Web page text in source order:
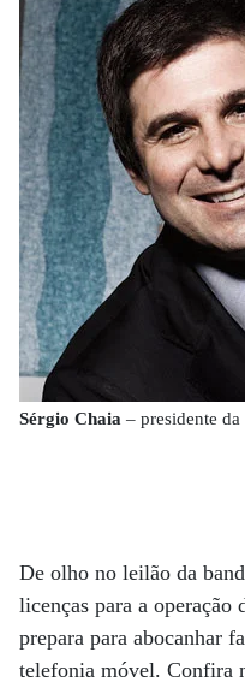
Sérgio Chaia – presidente
De olho no leilão da
licenças para a operação
prepara para abocanhar
telefonia móvel. Confira